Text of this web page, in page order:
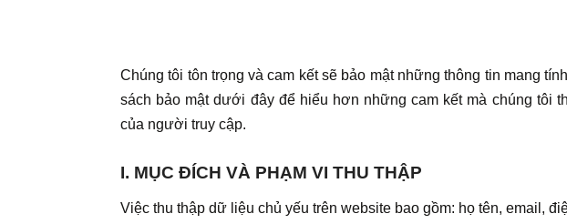
Chúng tôi tôn trọng và cam kết sẽ bảo mật những thông tin mang
sách bảo mật dưới đây để hiểu hơn những cam kết mà chúng tôi
của người truy cập.
I. MỤC ĐÍCH VÀ PHẠM VI THU THẬP
Việc thu thập dữ liệu chủ yếu trên website bao gồm: họ tên, email,